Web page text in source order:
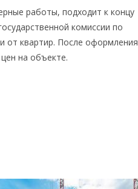
работы, подходит к концу
комиссии по
от квартир. После оформления
на объекте.